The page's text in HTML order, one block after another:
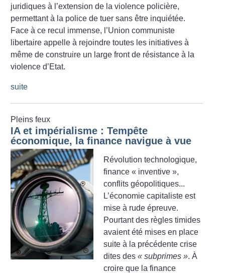
juridiques à l’extension de la violence policière,
permettant à la police de tuer sans être inquiétée.
Face à ce recul immense, l’Union communiste
libertaire appelle à rejoindre toutes les initiatives à
même de construire un large front de résistance à la
violence d’Etat.
suite
Pleins feux
IA et impérialisme : Tempête
économique, la finance navigue à vue
Révolution technologique,
finance « inventive »,
conflits géopolitiques...
L’économie capitaliste est
mise à rude épreuve.
Pourtant des règles timides
avaient été mises en place
suite à la précédente crise
dites des« subprimes ». À
croire que la finance